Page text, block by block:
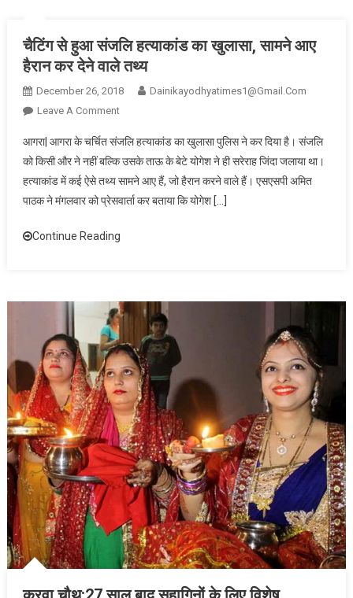
चैटिंग से हुआ संजलि हत्याकांड का खुलासा, सामने आए
हैरान कर देने वाले तथ्य
December 26, 2018
Dainikayodhyatimes1@gmail.com
Leave A CommentOn
से
हुआ
संजलि
हत्याकांड
खुलासा,
कर
देने
वाले
तथ्य
आगरा| आगरा के चर्चित संजलि हत्याकांड का खुलासा पुलिस ने कर दिया है। संजलि
को किसी और ने नहीं बल्कि उसके ताऊ के बेटे योगेश ने ही सरेराह जिंदा जलाया था।
हत्याकांड में कई ऐसे तथ्य सामने आए हैं, जो हैरान करने वाले हैं। एसएसपी अमित
पाठक ने मंगलवार को प्रेसवार्ता कर बताया कि योगेश […]
Continue Reading